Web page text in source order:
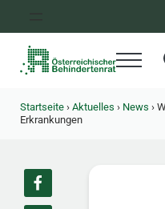
Menü
Startseite › Aktuelles › News ›
Erkrankungen